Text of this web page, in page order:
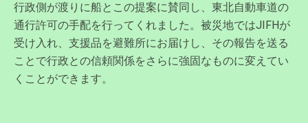
行政側が渡りに船とこの提案に賛同し、東北自動車道の
通行許可の手配を行ってくれました。被災地ではJIFHが
受け入れ、支援品を避難所にお届けし、その報告を送る
ことで行政との信頼関係をさらに強固なものに変えてい
くことができます。